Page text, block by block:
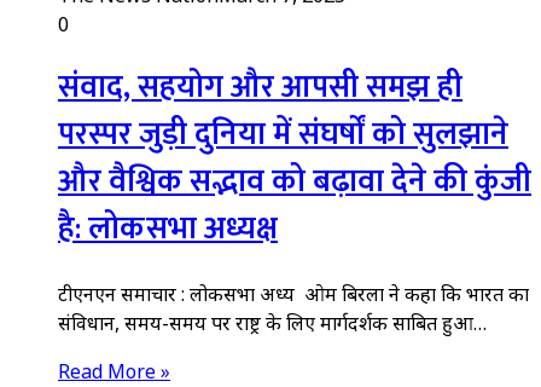
0
संवाद, सहयोग और आपसी समझ ही
परस्पर जुड़ी दुनिया में संघर्षों को सुलझाने
और वैश्विक सद्भाव को बढ़ावा देने की कुंजी
है: लोकसभा अध्यक्ष
टीएनएन समाचार : लोकसभा अध्यक्ष ओम बिरला ने कहा कि भारत का
संविधान, समय-समय पर राष्ट्र के लिए मार्गदर्शक साबित हुआ…
Read More »